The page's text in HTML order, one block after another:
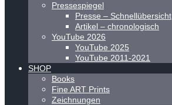
Pressespiegel
Presse – Schnellübersicht
Artikel – chronologisch
YouTube 2026
YouTube 2025
YouTube 2011-2021
SHOP
Books
Fine ART Prints
Zeichnungen